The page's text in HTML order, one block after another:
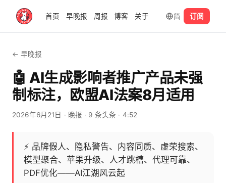
首页 早晚报 周报 博客 关于 简 订阅
← 早晚报
🤖 AI生成影响者推广产品未强
制标注，欧盟AI法案8月适用
2026年6月21日 · 晚报 · 9 条头条 · 4:52
⚡ 品牌假人、隐私警告、内容同质、虚荣搜索、
模型聚合、苹果升级、人才跳槽、代理可靠、
PDF优化——AI江湖风云起